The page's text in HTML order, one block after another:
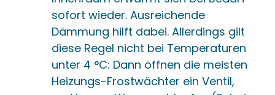
sofort wieder. Ausreichende
Dämmung hilft dabei. Allerdings gilt
diese Regel nicht bei Temperaturen
unter 4 °C: Dann öffnen die meisten
Heizungs-Frostwächter ein Ventil,